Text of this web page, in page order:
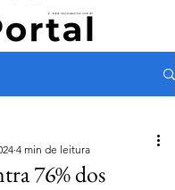
76% dos
4 min de leitura